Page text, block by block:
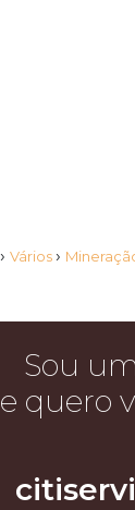
› Vários ›
Sou
e quero
citiservi